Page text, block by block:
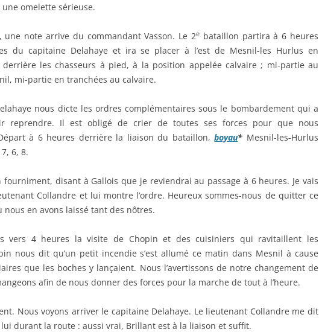
une omelette sérieuse.
une note arrive du commandant Vasson. Le 2e bataillon partira à 6 heures
du capitaine Delahaye et ira se placer à l’est de Mesnil-les Hurlus en
derrière les chasseurs à pied, à la position appelée calvaire ; mi-partie au
mi-partie en tranchées au calvaire.
nous dicte les ordres complémentaires sous le bombardement qui a
reprendre. Il est obligé de crier de toutes ses forces pour que nous
à 6 heures derrière la liaison du bataillon,boyau* Mesnil-les-Hurlus
6, 8.
fourniment, disant à Gallois que je reviendrai au passage à 6 heures. Je vais
Collandre et lui montre l’ordre. Heureux sommes-nous de quitter ce
nous en avons laissé tant des nôtres.
vers 4 heures la visite de Chopin et des cuisiniers qui ravitaillent les
nous dit qu’un petit incendie s’est allumé ce matin dans Mesnil à cause
que les boches y lançaient. Nous l’avertissons de notre changement de
afin de nous donner des forces pour la marche de tout à l’heure.
Nous voyons arriver le capitaine Delahaye. Le lieutenant Collandre me dit
durant la route : aussi vrai, Brillant est à la liaison et suffit.